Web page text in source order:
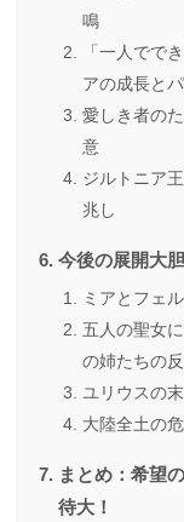
鳴
「一人でで
アの成長と
愛しき者の
意
ジルトニア
兆し
今後の展開大
ミアとフェ
五人の聖女
の姉たちの
ユリウスの
大陸全土の
まとめ：希望
待大！